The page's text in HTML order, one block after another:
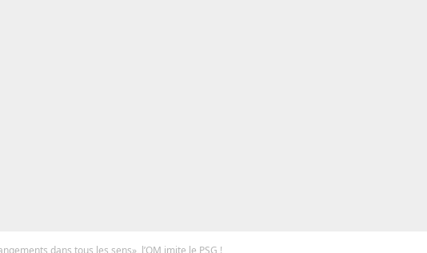
dans tous les sens», l’OM imite le PSG !